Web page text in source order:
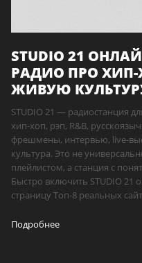
STUDIO 21
РАДИО ПРО ХИП-
ЖИВУЮ
STUDIO 21 — радиостанция
хип-хоп, рэп, R&B,
фрешмены, интервью, live-
культура. Это не
плейлистом, а станция с
Быстро включить STUDIO 21
страницу Топ-8 реальных
Подробнее